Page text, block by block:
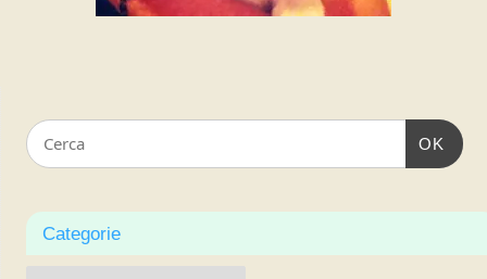
OK
Categorie